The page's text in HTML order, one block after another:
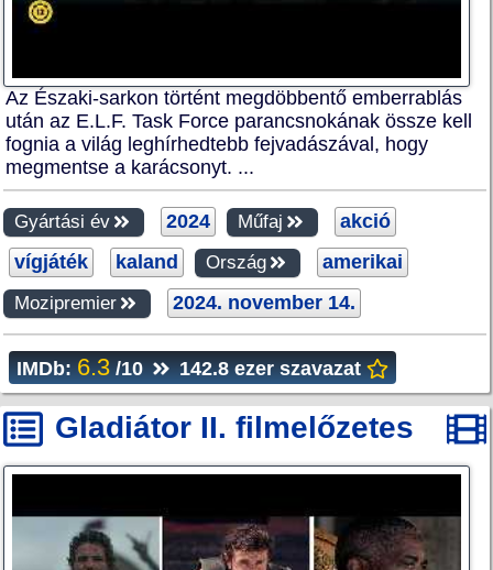
Az Északi-sarkon történt megdöbbentő emberrablás
után az E.L.F. Task Force parancsnokának össze kell
fognia a világ leghírhedtebb fejvadászával, hogy
megmentse a karácsonyt. ...
Gyártási év 2024 Műfaj
akció
vígjáték
kaland Ország amerikai
Mozipremier 2024. november 14.
IMDb: 6.3 /10 142.8 ezer szavazat
Gladiátor II. filmelőzetes